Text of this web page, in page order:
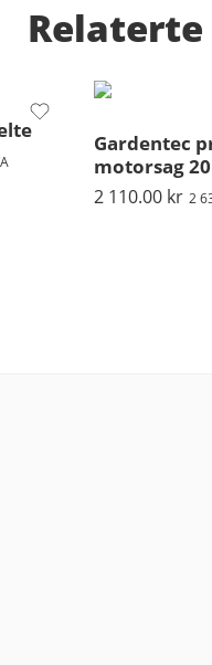
Gardentec
motorsag
2 110.00 kr 2